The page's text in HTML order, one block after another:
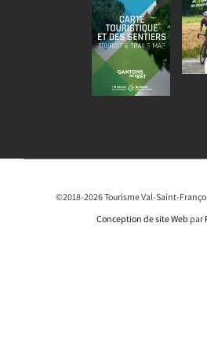
©2018-2026 Tourisme Val-Saint-
Conception de site Web par